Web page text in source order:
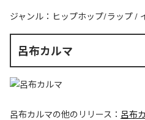
ジャンル： ヒップホップ/ラップ /
呂布カルマ
呂布カルマの他のリリース： 呂布